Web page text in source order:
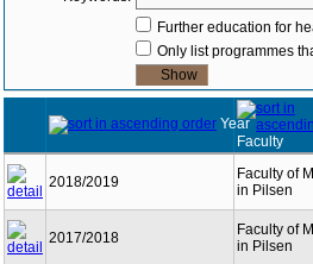
Further education for
Only list programmes
Year
Faculty
2018/2019
Faculty of
in Pilsen
2017/2018
Faculty of
in Pilsen